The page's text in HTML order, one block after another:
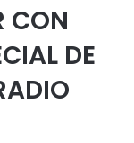
CON
DE